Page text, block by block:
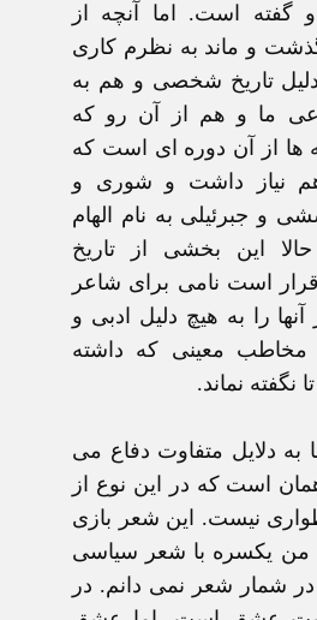
است. اما آنچه از
و ماند به نظرم کاری
تاريخ شخصی و هم به
ما و هم از آن رو که
ها از آن دوره ای است که
نياز داشت و شوری و
و جبرئيلی به نام الهام
اين بخشی از تاريخ
است نامی برای شاعر
را به هيچ دليل ادبی و
مخاطب معينی که داشته
نگفته نماند.
به دلايل متفاوت دفاع می
است که در اين نوع از
نيست. اين شعر بازی
من يکسره با شعر سياسی
در شمار شعر نمی دانم. در